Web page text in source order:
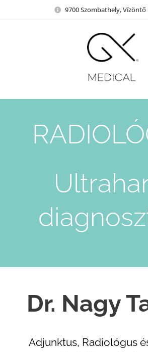
9700 Szombathely, Vízöntő
Dr. Nagy
Adjunktus, Radiológus